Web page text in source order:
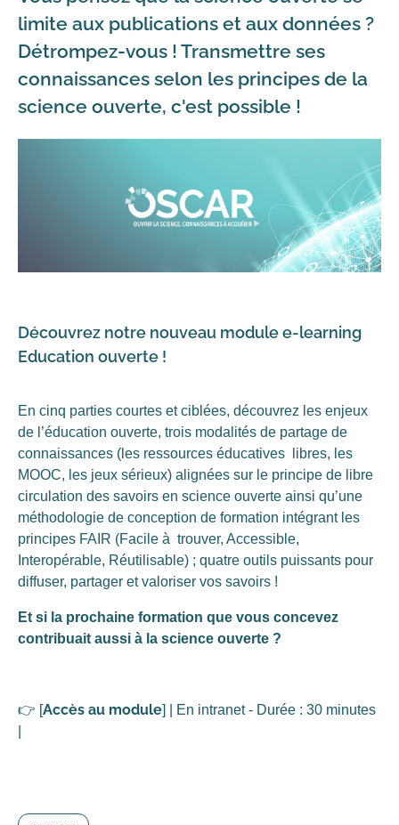
limite aux publications et aux données ?
Détrompez-vous ! Transmettre ses
connaissances selon les principes de la
science ouverte, c'est possible !
Découvrez notre nouveau module e-learning
Education ouverte !
En cinq parties courtes et ciblées, découvrez les enjeux
de l’éducation ouverte, trois modalités de partage de
connaissances (les ressources éducatives libres, les
MOOC, les jeux sérieux) alignées sur le principe de libre
circulation des savoirs en science ouverte ainsi qu’une
méthodologie de conception de formation intégrant les
principes FAIR (Facile à trouver, Accessible,
Interopérable, Réutilisable) ; quatre outils puissants pour
diffuser, partager et valoriser vos savoirs !
Et si la prochaine formation que vous concevez
contribuait aussi à la science ouverte ?
👉 [Accès au module] | En intranet - Durée : 30 minutes